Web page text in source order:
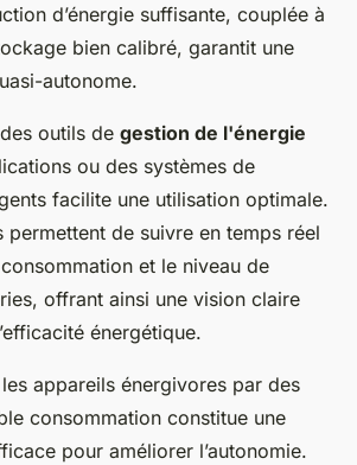
d’énergie suffisante, couplée à
bien calibré, garantit une
autonome.
outils de gestion de l'énergie
ou des systèmes de
facilite une utilisation optimale.
permettent de suivre en temps réel
et le niveau de
offrant ainsi une vision claire
énergétique.
appareils énergivores par des
consommation constitue une
pour améliorer l’autonomie.